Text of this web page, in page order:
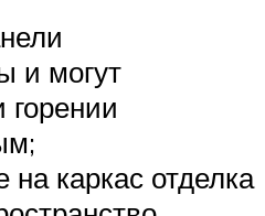
и могут
на каркас отделка